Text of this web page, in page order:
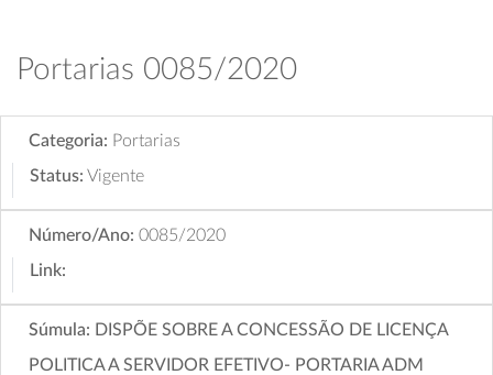
Portarias 0085/2020
Categoria: Portarias
Status: Vigente
Número/Ano: 0085/2020
Link:
Súmula: DISPÕE SOBRE A CONCESSÃO DE LICENÇA
POLITICA A SERVIDOR EFETIVO- PORTARIA ADM